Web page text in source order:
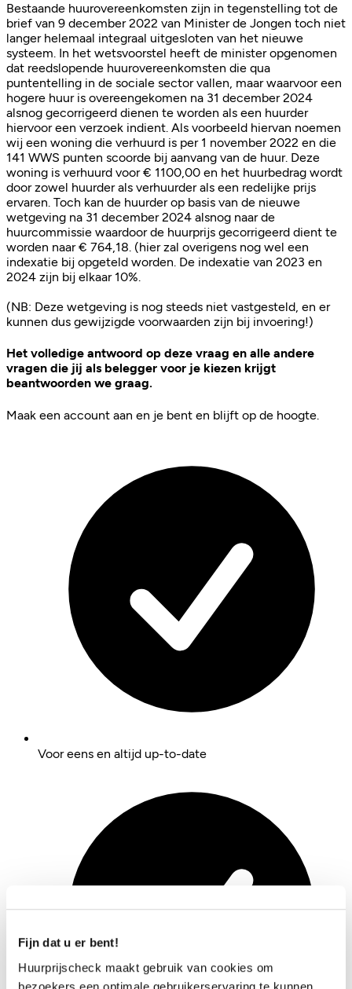
Fijn dat u er bent!
Huurprijscheck maakt gebruik van cookies om
bezoekers een optimale gebruikerservaring te kunnen
Bestaande huurovereenkomsten zijn in tegenstelling tot de
brief van 9 december 2022 van Minister de Jongen toch niet
langer helemaal integraal uitgesloten van het nieuwe
systeem. In het wetsvoorstel heeft de minister opgenomen
dat reedslopende huurovereenkomsten die qua
puntentelling in de sociale sector vallen, maar waarvoor een
hogere huur is overeengekomen na 31 december 2024
alsnog gecorrigeerd dienen te worden als een huurder
hiervoor een verzoek indient. Als voorbeeld hiervan noemen
wij een woning die verhuurd is per 1 november 2022 en die
141 WWS punten scoorde bij aanvang van de huur. Deze
woning is verhuurd voor € 1100,00 en het huurbedrag wordt
door zowel huurder als verhuurder als een redelijke prijs
ervaren. Toch kan de huurder op basis van de nieuwe
wetgeving na 31 december 2024 alsnog naar de
huurcommissie waardoor de huurprijs gecorrigeerd dient te
worden naar € 764,18. (hier zal overigens nog wel een
indexatie bij opgeteld worden. De indexatie van 2023 en
2024 zijn bij elkaar 10%.
(NB: Deze wetgeving is nog steeds niet vastgesteld, en er
kunnen dus gewijzigde voorwaarden zijn bij invoering!)
Het volledige antwoord op deze vraag en alle andere
vragen die jij als belegger voor je kiezen krijgt
beantwoorden we graag.
Maak een account aan en je bent en blijft op de hoogte.
Voor eens en altijd up-to-date